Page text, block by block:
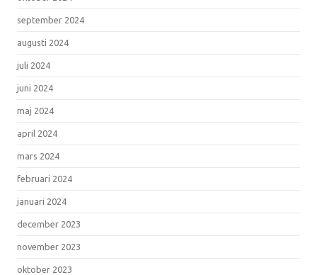
september 2024
augusti 2024
juli 2024
juni 2024
maj 2024
april 2024
mars 2024
februari 2024
januari 2024
december 2023
november 2023
oktober 2023